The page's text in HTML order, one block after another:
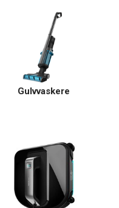
Gulvvaskere